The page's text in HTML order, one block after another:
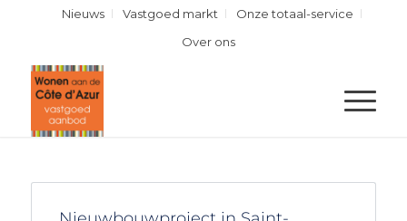
Nieuws Vastgoed markt
Onze totaal-service
Over ons